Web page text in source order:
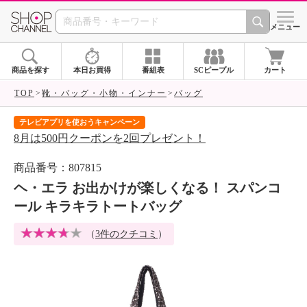
SHOP CHANNEL シメニュー
商品を探す 本日お買得 番組表 SCピープル カート
TOP 靴・バッグ・小物・インナー バッグ
テレビアプリを使おうキャンペーン
8月は500円クーポンを2回プレゼント！
商品番号：807815
ヘ・エラ お出かけが楽しくなる！ スパンコ
ール キラキラトートバッグ
（3件のクチコミ ）